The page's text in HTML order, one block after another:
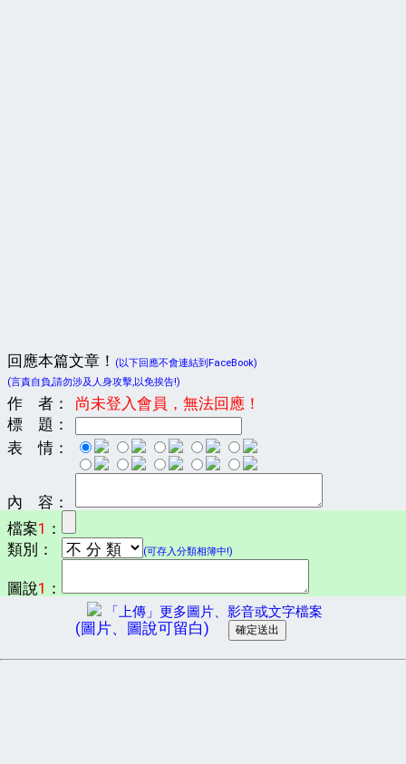
回應本篇文章！
(以下回應不會連結到FaceBook)
(言責自負,請勿涉及人身攻擊,以免挨告!)
作 者：
尚未登入會員，無法回應！
標 題：
表 情：
內 容：
檔案1 ：
類別：
(可存入分類相簿中!)
圖說1 ：
「上傳」更多圖片、影音或文字檔案
(圖片、圖說可留白)